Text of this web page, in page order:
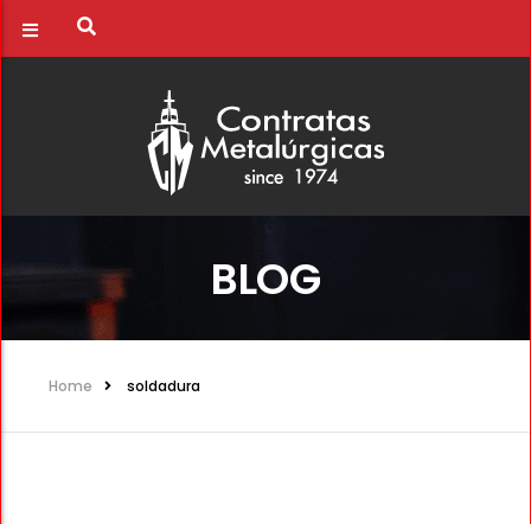
BLOG
Home soldadura